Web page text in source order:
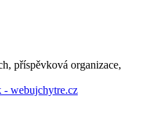
příspěvková organizace,
- webujchytre.cz